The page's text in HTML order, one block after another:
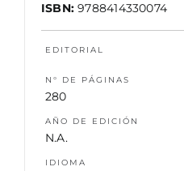
NOSOTROS
ISBN:9788414330074
EDITORIAL
N° DE PÁGINAS
280
AÑO DE EDICIÓN
N.A.
IDIOMA